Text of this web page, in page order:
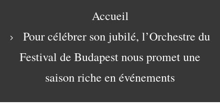
Accueil
Pour célébrer son jubilé, l’Orchestre du
Festival de Budapest nous promet une
saison riche en événements